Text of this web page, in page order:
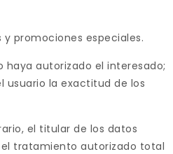
promociones especiales.
haya autorizado el interesado;
usuario la exactitud de los
el titular de los datos
tratamiento autorizado total